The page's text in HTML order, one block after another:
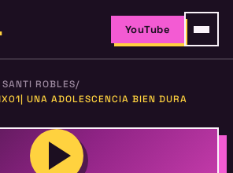
YouTube
SANTI ROBLES/
UNA ADOLESCENCIA BIEN DURA